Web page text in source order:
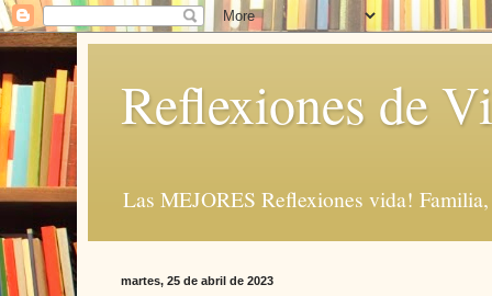
Reflexiones de
Las MEJORES Reflexiones vida!
martes, 25 de abril de 2023